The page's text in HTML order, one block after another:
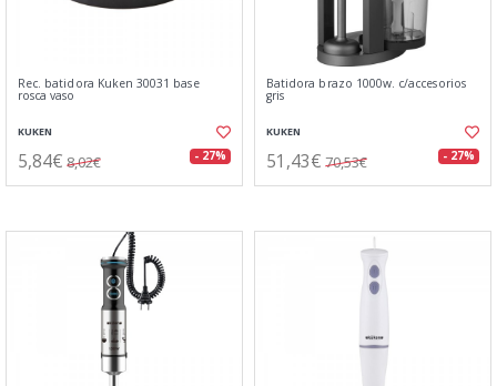
Rec. batidora Kuken 30031 base
rosca vaso
KUKEN
5,84€ 8,02€ - 27%
Batidora brazo 1000w. c/accesorios
gris
KUKEN
51,43€ 70,53€ - 27%